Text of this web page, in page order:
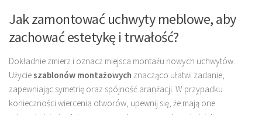
Jak zamontować uchwyty meblowe, aby
zachować estetykę i trwałość?
Dokładnie zmierz i oznacz miejsca montażu nowych uchwytów.
Użycieszablonów montażowych znacząco ułatwi zadanie,
zapewniając symetrię oraz spójność aranżacji. W przypadku
konieczności wiercenia otworów, upewnij się, że mają one